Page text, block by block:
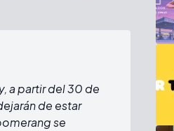
a partir del 30 de
de estar
se